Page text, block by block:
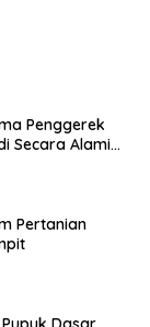
Penggerek
Secara Alami
Pertanian